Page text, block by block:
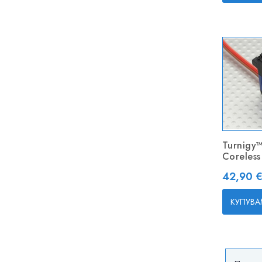
Цена
42,90